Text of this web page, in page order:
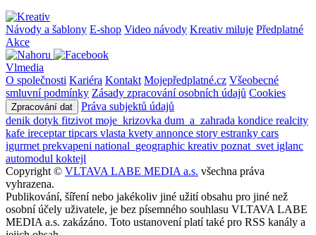
Návody a šablony E-shop Video návody Kreativ miluje Předplatné
Akce
Vlmedia
O společnosti Kariéra Kontakt Mojepředplatné.cz Všeobecné
smluvní podmínky Zásady zpracování osobních údajů Cookies
Zpracování dat
Práva subjektů údajů
denik dotyk fitzivot moje_krizovka dum_a_zahrada kondice realcity
kafe ireceptartipcars vlasta kvety annonce story estranky cars
igurmet prekvapeni national_geographic kreativ poznat_svet iglanc
automodul koktejl
Copyright © VLTAVA LABE MEDIA a.s. všechna práva
vyhrazena.
Publikování, šíření nebo jakékoliv jiné užití obsahu pro jiné než
osobní účely uživatele, je bez písemného souhlasu VLTAVA LABE
MEDIA a.s. zakázáno. Toto ustanovení platí také pro RSS kanály a